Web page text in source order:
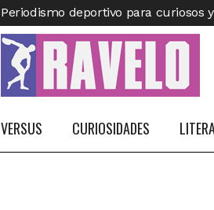
Periodismo deportivo para curiosos
VERSUS CURIOSIDADES